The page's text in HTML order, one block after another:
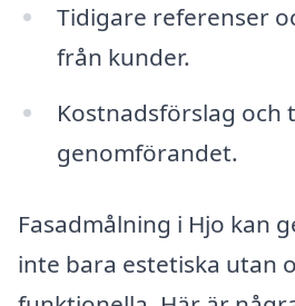
Tidigare referenser
från kunder.
Kostnadsförslag och
genomförandet.
Fasadmålning i Hjo kan
inte bara estetiska utan